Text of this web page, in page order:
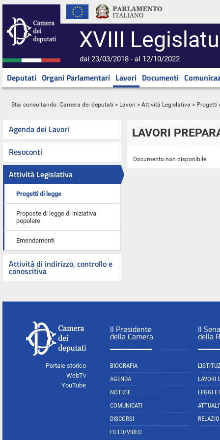
XVIII
dal 23/03/2018 - al 12/10/2022
Deputati Organi Parlamentari Lavori Documenti
Stai consultando: Camera dei deputati > Lavori > Attività Legislativa > Progetti
Agenda dei Lavori
Resoconti
Attività Legislativa
Progetti di legge
Proposte di legge di iniziativa
popolare
Emendamenti
Attività di indirizzo, controllo e
conoscitiva
LAVORI
Documento non disponibile
Portale storico
WebTv
YouTube
Il Presidente
della Camera
BIOGRAFIA
AGENDA
NOTIZIE
COMUNICATI
DISCORSI
FOTO/VIDEO
Il
della
LAVORI
LEGGI E